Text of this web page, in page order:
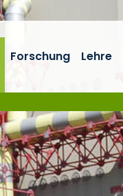
Forschung Lehre